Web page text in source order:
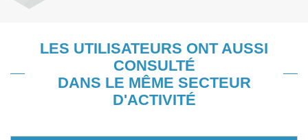
LES UTILISATEURS ONT AUSSI
CONSULTÉ
DANS LE MÊME SECTEUR
D'ACTIVITÉ